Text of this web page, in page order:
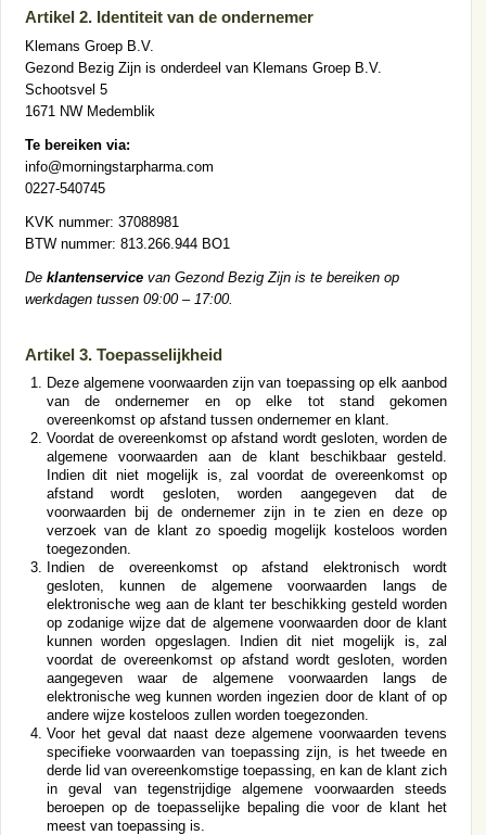
Artikel 2. Identiteit van de ondernemer
Klemans Groep B.V.
Gezond Bezig Zijn is onderdeel van Klemans Groep B.V.
Schootsvel 5
1671 NW Medemblik
Te bereiken via:
info@morningstarpharma.com
0227-540745
KVK nummer: 37088981
BTW nummer: 813.266.944 BO1
De klantenservicevan Gezond Bezig Zijn is te bereiken op
werkdagen tussen 09:00 – 17:00.
Artikel 3. Toepasselijkheid
Deze algemene voorwaarden zijn van toepassing op elk aanbod
van de ondernemer en op elke tot stand gekomen
overeenkomst op afstand tussen ondernemer en klant.
Voordat de overeenkomst op afstand wordt gesloten, worden de
algemene voorwaarden aan de klant beschikbaar gesteld.
Indien dit niet mogelijk is, zal voordat de overeenkomst op
afstand wordt gesloten, worden aangegeven dat de
voorwaarden bij de ondernemer zijn in te zien en deze op
verzoek van de klant zo spoedig mogelijk kosteloos worden
toegezonden.
Indien de overeenkomst op afstand elektronisch wordt
gesloten, kunnen de algemene voorwaarden langs de
elektronische weg aan de klant ter beschikking gesteld worden
op zodanige wijze dat de algemene voorwaarden door de klant
kunnen worden opgeslagen. Indien dit niet mogelijk is, zal
voordat de overeenkomst op afstand wordt gesloten, worden
aangegeven waar de algemene voorwaarden langs de
elektronische weg kunnen worden ingezien door de klant of op
andere wijze kosteloos zullen worden toegezonden.
Voor het geval dat naast deze algemene voorwaarden tevens
specifieke voorwaarden van toepassing zijn, is het tweede en
derde lid van overeenkomstige toepassing, en kan de klant zich
in geval van tegenstrijdige algemene voorwaarden steeds
beroepen op de toepasselijke bepaling die voor de klant het
meest van toepassing is.